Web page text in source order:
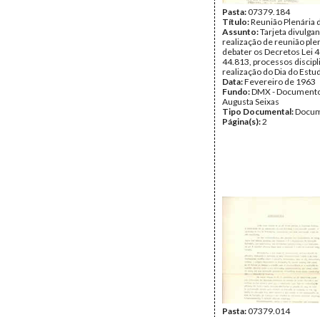
Pasta:07379.184
Título:Reunião Plenária
Assunto:Tarjeta
realização de reunião
debater os Decretos Lei
44.813, processos
realização do Dia do
Data:Fevereiro de 1963
Fundo:DMX -
Augusta Seixas
Tipo Documental:
Página(s):2
Pasta:07379.014